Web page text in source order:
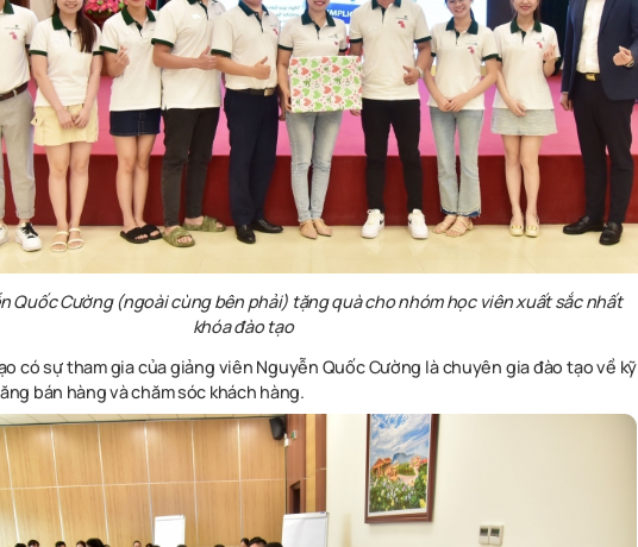
Quốc Cường (ngoài cùng bên phải) tặng quà cho nhóm học viên xuất sắc nhất
khóa đào tạo
có sự tham gia của giảng viên Nguyễn Quốc Cường là chuyên gia đào tạo về kỹ
bán hàng và chăm sóc khách hàng.